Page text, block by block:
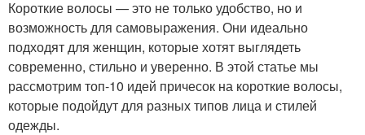
Короткие волосы — это не только удобство, но и
возможность для самовыражения. Они идеально
подходят для женщин, которые хотят выглядеть
современно, стильно и уверенно. В этой статье мы
рассмотрим топ-10 идей причесок на короткие волосы,
которые подойдут для разных типов лица и стилей
одежды.